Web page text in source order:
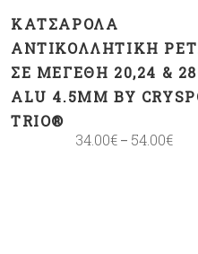
ΚΑΤΣΑΡΌΛΑ
ΑΝΤΙΚΟΛΛΗΤΙΚΉ
ΣΕ ΜΕΓΈΘΗ 20,24 &
ALU 4.5MM BY
TRIO®
34.00€– 54.00€